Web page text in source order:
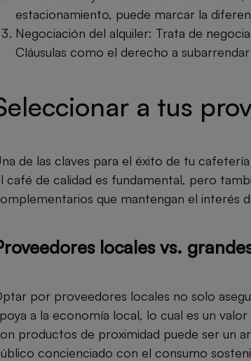
estacionamiento, puede marcar la
Negociación del alquiler: Trata de
Cláusulas como el derecho a
a tus
de las claves para el éxito de tu
café de calidad es fundamental, pero
que mantengan el interés
locales vs.
por proveedores locales no solo
a la economía local, lo cual es un
productos de proximidad puede ser un
concienciado con el consumo